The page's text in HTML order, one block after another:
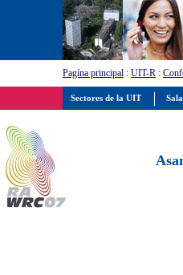
Pagína principal : UIT-R :
Sectores de la UIT